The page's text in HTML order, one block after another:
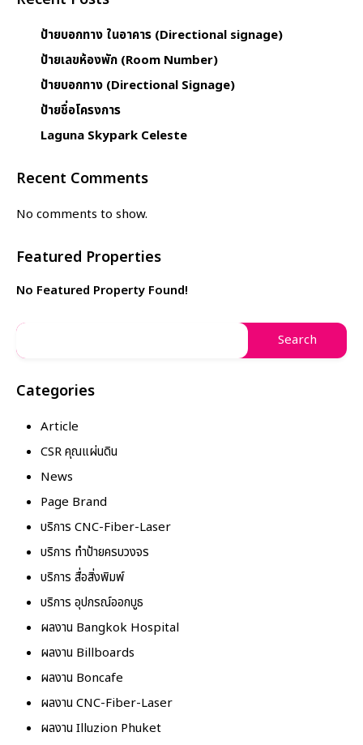
ป้ายบอกทาง ในอาคาร (Directional signage)
ป้ายเลขห้องพัก (Room Number)
ป้ายบอกทาง (Directional Signage)
ป้ายชื่อโครงการ
Laguna Skypark Celeste
Recent Comments
No comments to show.
Featured Properties
No Featured Property Found!
Categories
Article
CSR คุณแผ่นดิน
News
Page Brand
บริการ CNC-Fiber-Laser
บริการ ทำป้ายครบวงจร
บริการ สื่อสิ่งพิมพ์
บริการ อุปกรณ์ออกบูธ
ผลงาน Bangkok Hospital
ผลงาน Billboards
ผลงาน Boncafe
ผลงาน CNC-Fiber-Laser
ผลงาน Illuzion Phuket